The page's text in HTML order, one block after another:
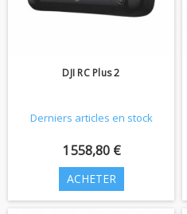
DJI RC Plus 2
Derniers articles en stock
1 558,80 €
ACHETER